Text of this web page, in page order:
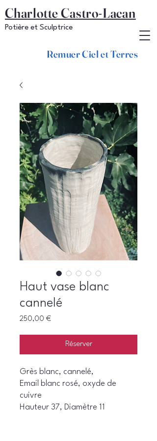
Remuer Ciel et Terres
Potière et Sculptrice
Charlotte Castro-Lacan
Haut vase blanc
cannelé
250,00 €Prix
Réserver
Grès blanc, cannelé,
Email blanc rosé, oxyde de
cuivre
Hauteur 37, Diamètre 11